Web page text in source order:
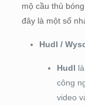
mộ cầu thủ
đây là một số
Hudl /
Hudl
công
video